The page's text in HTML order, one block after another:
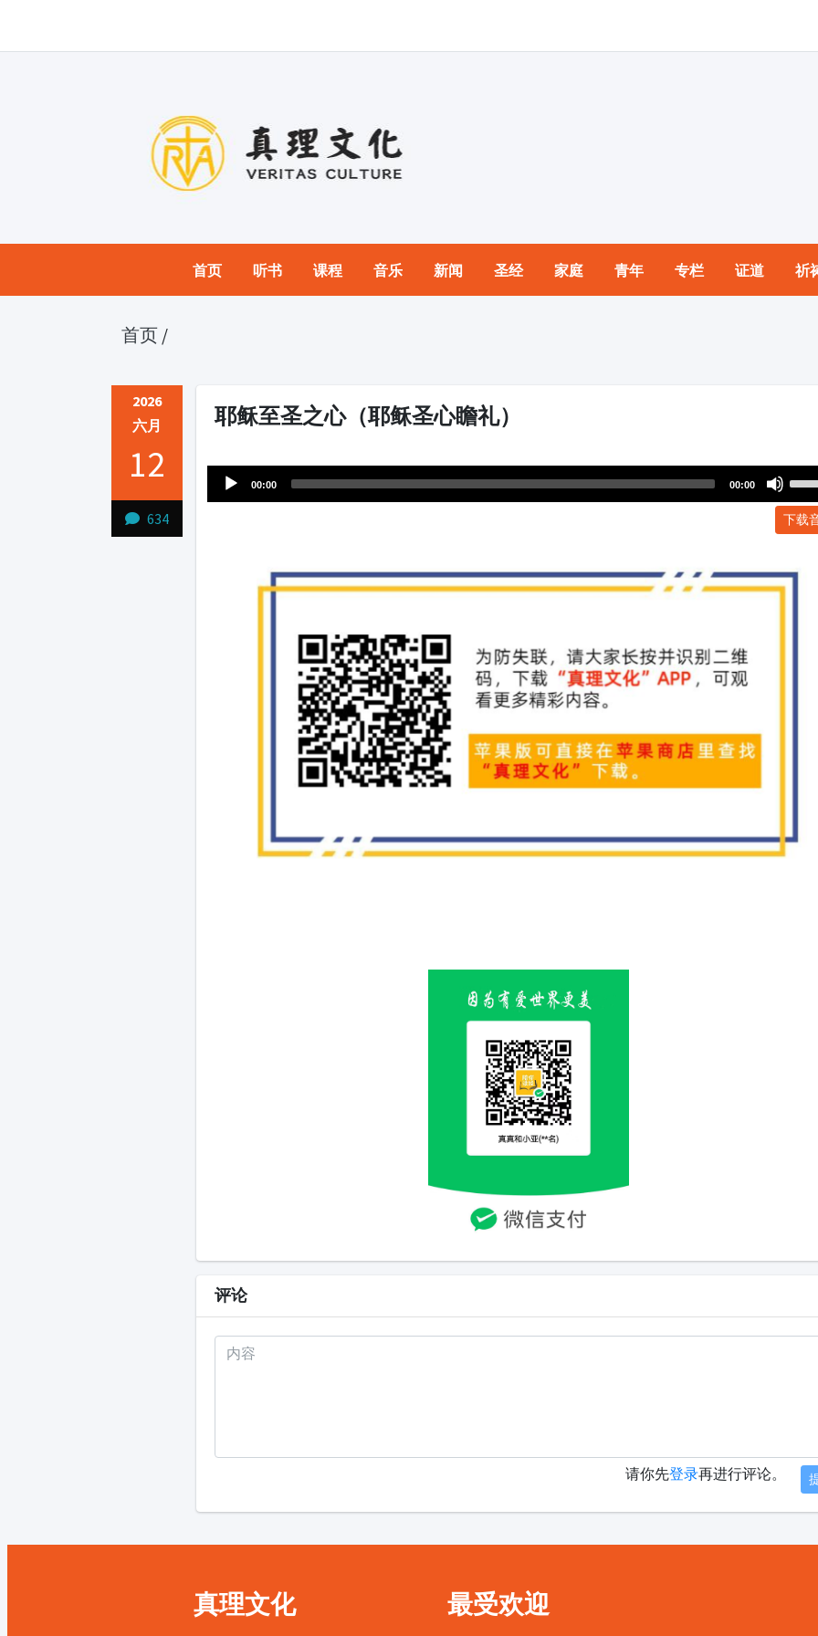
首页 听书 课程 音乐 新闻 圣经 家庭 青年 专栏 证道 祈
首页 /
2026
六月
12
634
耶稣至圣之心（耶稣圣心瞻礼）
Player
00:00 00:00
下载
评论
请你先登录再进行评论。
真理文化 最受欢迎